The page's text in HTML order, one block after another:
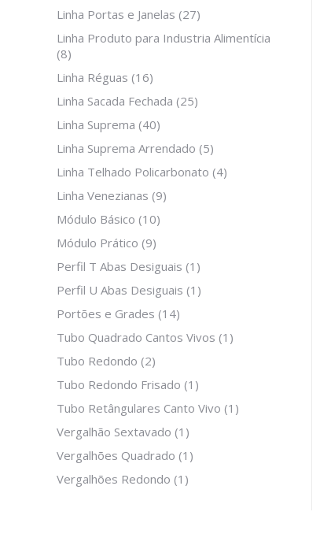
Linha Portas e Janelas (27)
Linha Produto para Industria Alimentícia
(8)
Linha Réguas (16)
Linha Sacada Fechada (25)
Linha Suprema (40)
Linha Suprema Arrendado (5)
Linha Telhado Policarbonato (4)
Linha Venezianas (9)
Módulo Básico (10)
Módulo Prático (9)
Perfil T Abas Desiguais (1)
Perfil U Abas Desiguais (1)
Portões e Grades (14)
Tubo Quadrado Cantos Vivos (1)
Tubo Redondo (2)
Tubo Redondo Frisado (1)
Tubo Retângulares Canto Vivo (1)
Vergalhão Sextavado (1)
Vergalhões Quadrado (1)
Vergalhões Redondo (1)